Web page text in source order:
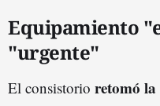
Equipamiento
"urgente"
El consistorio retomó la